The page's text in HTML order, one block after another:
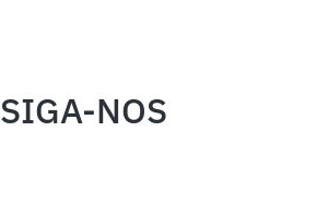
SIGA-NOS